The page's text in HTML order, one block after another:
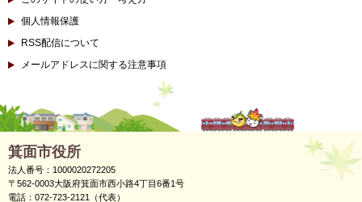
個人情報保護
RSS配信について
メールアドレスに関する注意事項
箕面市役所
法人番号：1000020272205
〒562-0003大阪府箕面市西小路4丁目6番1号
電話：072-723-2121（代表）